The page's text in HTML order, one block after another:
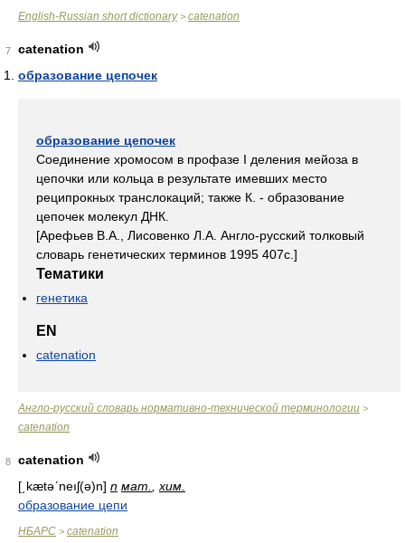
English-Russian short dictionary> catenation
7
catenation
образование цепочек
образование цепочек
Соединение хромосом в профазе I деления мейоза в
цепочки или кольца в результате имевших место
реципрокных транслокаций; также К. - образование
цепочек молекул ДНК.
[Арефьев В.А., Лисовенко Л.А. Англо-русский толковый
словарь генетических терминов 1995 407с.]
Тематики
генетика
EN
catenation
Англо-русский словарь нормативно-технической терминологии >
catenation
8
catenation
[͵kætəʹneıʃ(ə)n] n мат.
хим.
образование цепи
НБАРС > catenation